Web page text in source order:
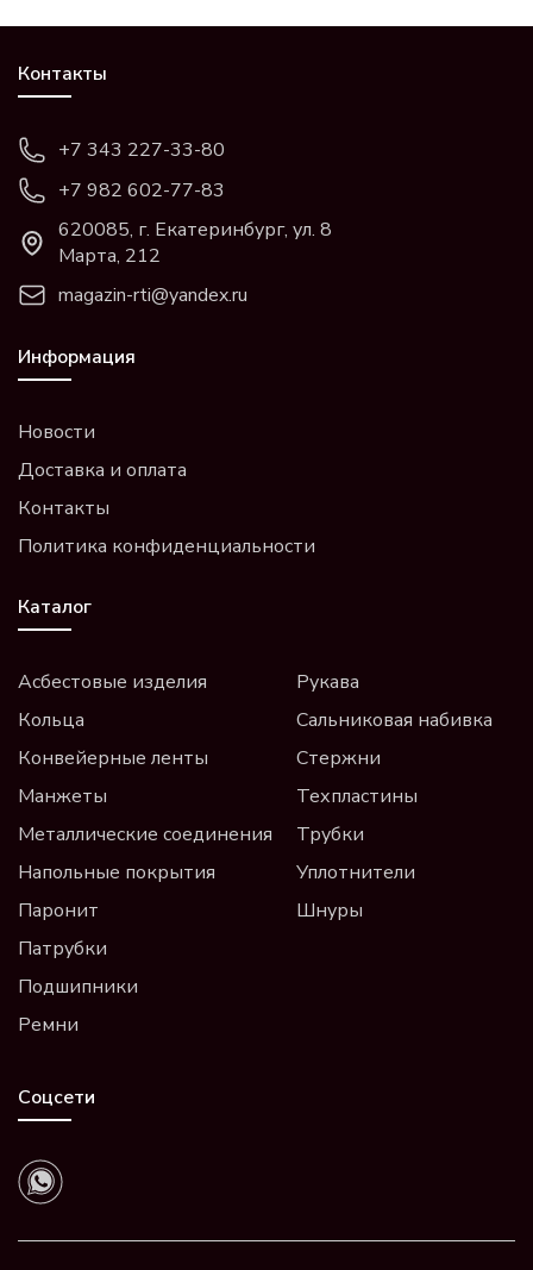
Контакты
+7 343 227-33-80
+7 982 602-77-83
620085, г. Екатеринбург, ул. 8
Марта, 212
magazin-rti@yandex.ru
Информация
Новости
Доставка и оплата
Контакты
Политика конфиденциальности
Каталог
Асбестовые изделия
Кольца
Конвейерные ленты
Манжеты
Металлические соединения
Напольные покрытия
Паронит
Патрубки
Подшипники
Ремни
Рукава
Сальниковая набивка
Стержни
Техпластины
Трубки
Уплотнители
Шнуры
Соцсети